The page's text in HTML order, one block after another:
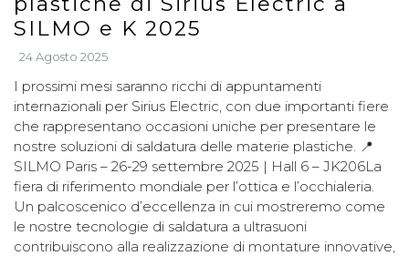
SILMO e K 2025
24 Agosto 2025
I prossimi mesi saranno ricchi di appuntamenti
internazionali per Sirius Electric, con due importanti fiere
che rappresentano occasioni uniche per presentare le
nostre soluzioni di saldatura delle materie plastiche. 📍
SILMO Paris – 26-29 settembre 2025 | Hall 6 – JK206La
fiera di riferimento mondiale per l’ottica e l’occhialeria.
Un palcoscenico d’eccellenza in cui mostreremo come
le nostre tecnologie di saldatura a ultrasuoni
contribuiscono alla realizzazione di montature innovative,